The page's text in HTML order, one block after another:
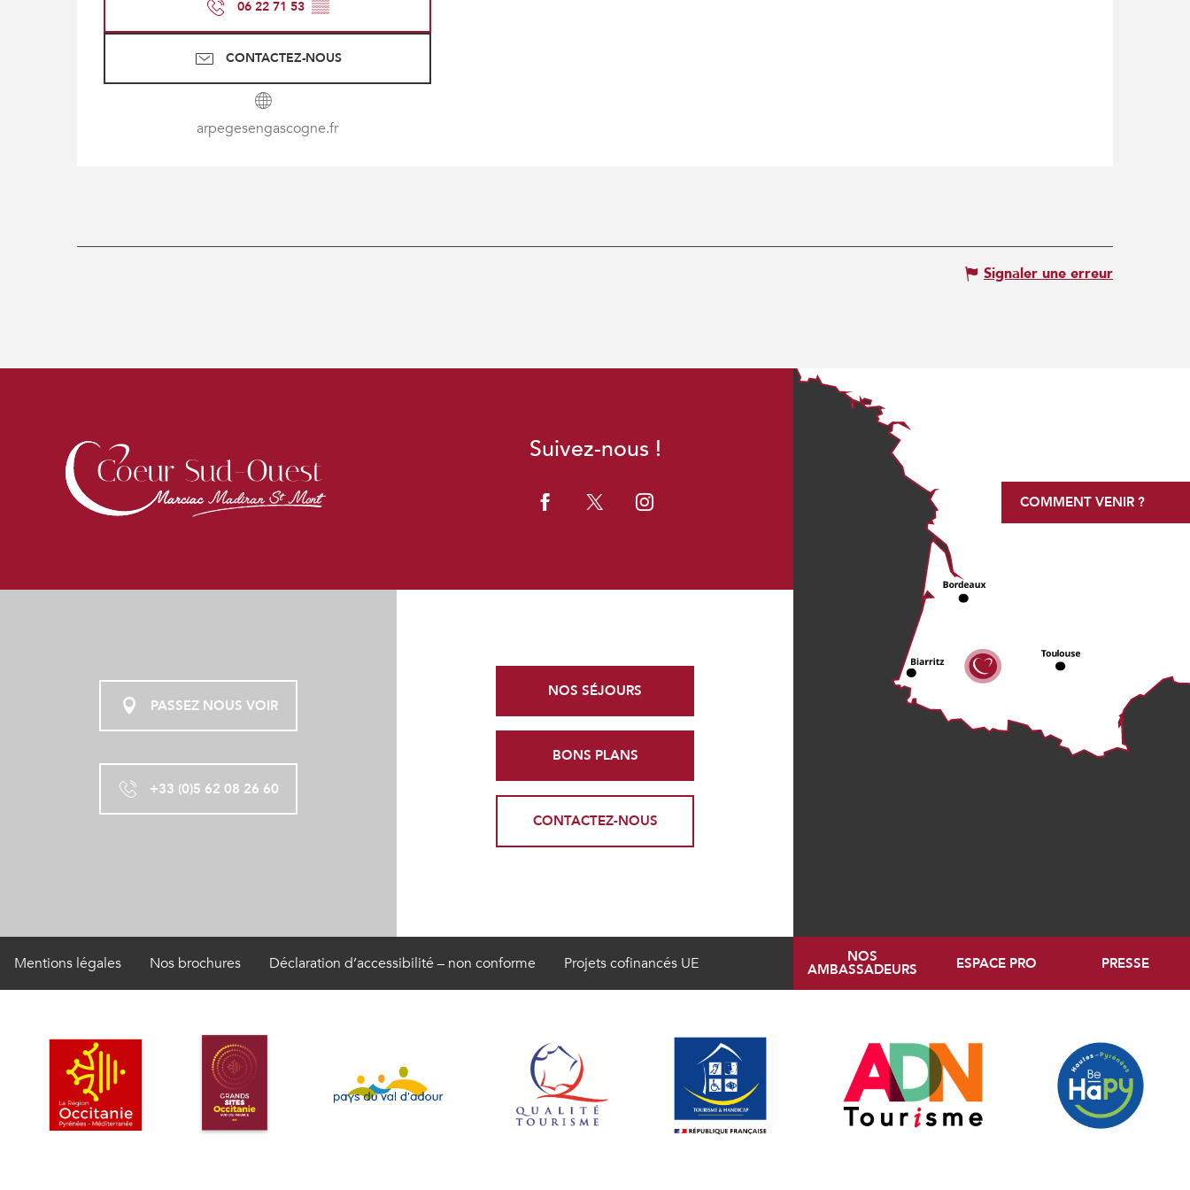
06 22 71 53 ▒▒
CONTACTEZ-NOUS
arpegesengascogne.fr
Signaler une erreur
Suivez-nous !
PASSEZ NOUS VOIR
+33 (0)5 62 08 26 60
NOS SÉJOURS
BONS PLANS
CONTACTEZ-NOUS
COMMENT VENIR ?
Mentions légales Nos brochures Déclaration d’accessibilité – non conforme Projets cofinancés UE NOS
AMBASSADEURS ESPACE PRO PRESSE